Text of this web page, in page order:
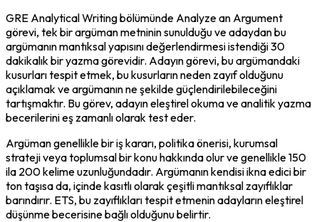
GRE Analytical Writing bölümünde Analyze an Argument
görevi, tek bir argüman metninin sunulduğu ve adaydan bu
argümanın mantıksal yapısını değerlendirmesi istendiği 30
dakikalık bir yazma görevidir. Adayın görevi, bu argümandaki
kusurları tespit etmek, bu kusurların neden zayıf olduğunu
açıklamak ve argümanın ne şekilde güçlendirilebileceğini
tartışmaktır. Bu görev, adayın eleştirel okuma ve analitik yazma
becerilerini eş zamanlı olarak test eder.
Argüman genellikle bir iş kararı, politika önerisi, kurumsal
strateji veya toplumsal bir konu hakkında olur ve genellikle 150
ila 200 kelime uzunluğundadır. Argümanın kendisi ikna edici bir
ton taşısa da, içinde kasıtlı olarak çeşitli mantıksal zayıflıklar
barındırır. ETS, bu zayıflıkları tespit etmenin adayların eleştirel
düşünme becerisine bağlı olduğunu belirtir.